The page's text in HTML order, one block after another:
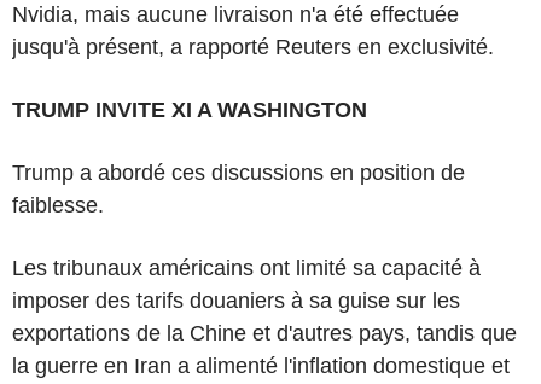
Nvidia, mais aucune livraison n'a été effectuée
jusqu'à présent, a rapporté Reuters en exclusivité.
TRUMP INVITE XI A WASHINGTON
Trump a abordé ces discussions en position de
faiblesse.
Les tribunaux américains ont limité sa capacité à
imposer des tarifs douaniers à sa guise sur les
exportations de la Chine et d'autres pays, tandis que
la guerre en Iran a alimenté l'inflation domestique et